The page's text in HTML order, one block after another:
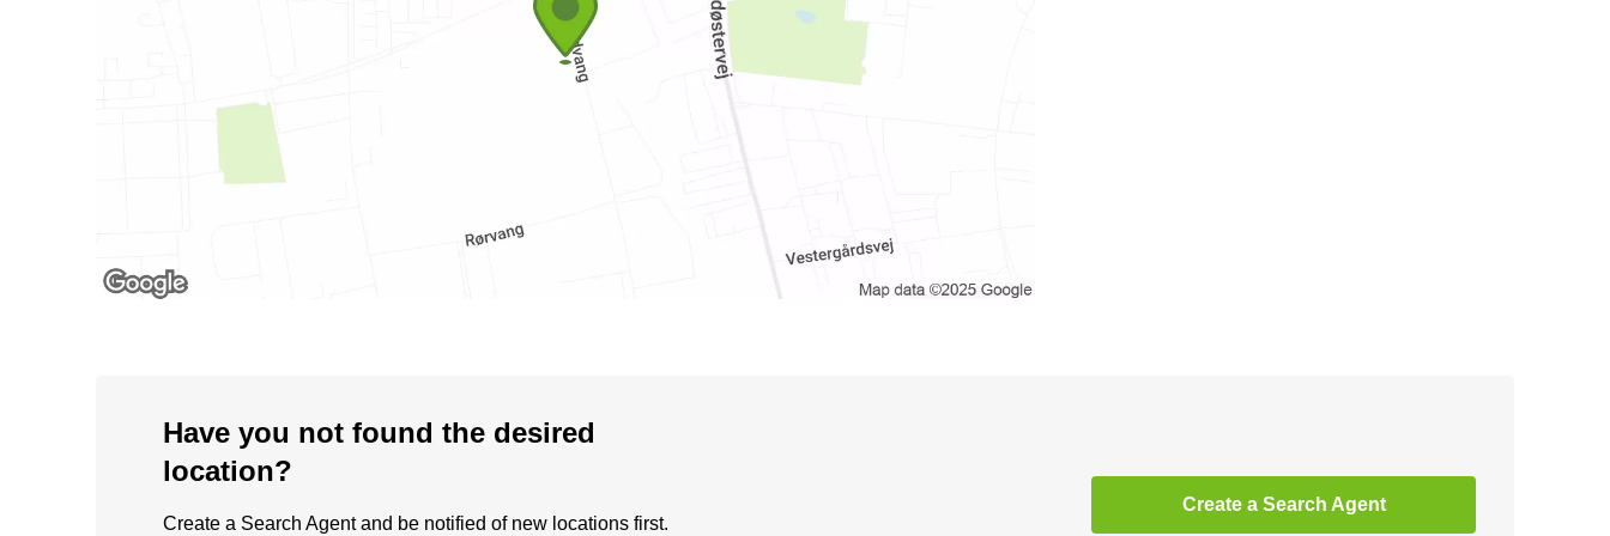
Have you not found the desired
location?
Create a Search Agent and be notified of new locations first.
Create a Search Agent